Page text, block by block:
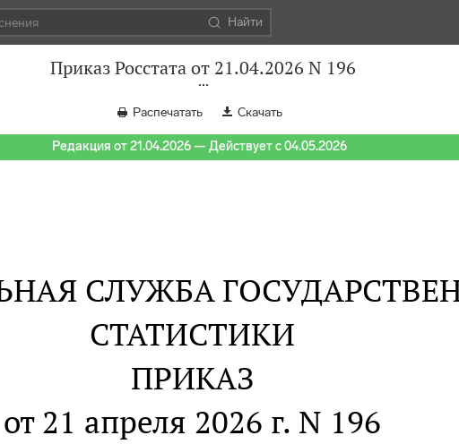
Найти
Приказ Росстата от 21.04.2026 N 196
Распечатать Скачать
Редакция от 21.04.2026 — Действует с 04.05.2026
СЛУЖБА
СТАТИСТИКИ
ПРИКАЗ
от 21 апреля 2026 г. N 196